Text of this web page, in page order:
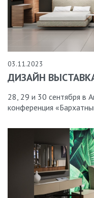
03.11.2023
ДИЗАЙН ВЫСТАВКА
​28, 29 и 30 сентября в
конференция